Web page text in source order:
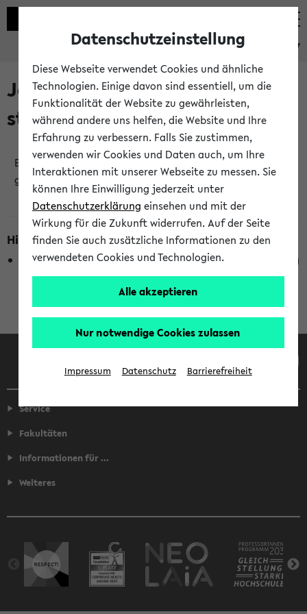
eKVV
Jetzt und in Kürze
stattfindende Veranstaltungen
Es wurden keine jetzt stattfindenden Veranstaltungen
gefunden!
Hinweise zur Liste
Die Anzeige ist semesterübergreifend und nicht abhängig
vom im eKVV gewählten Semester.
Facebook Instagram LinkedIn TikTok
Service
Fakultäten
Informationen für ...
Weiteres
Datenschutzeinstellung
Diese Webseite verwendet Cookies und ähnliche
Technologien. Einige davon sind essentiell, um die
Funktionalität der Website zu gewährleisten,
während andere uns helfen, die Website und Ihre
Erfahrung zu verbessern. Falls Sie zustimmen,
verwenden wir Cookies und Daten auch, um Ihre
Interaktionen mit unserer Webseite zu messen. Sie
können Ihre Einwilligung jederzeit unter
Datenschutzerklärung einsehen und mit der
Wirkung für die Zukunft widerrufen. Auf der Seite
finden Sie auch zusätzliche Informationen zu den
verwendeten Cookies und Technologien.
Alle akzeptieren
Nur notwendige Cookies zulassen
Impressum Datenschutz Barrierefreiheit